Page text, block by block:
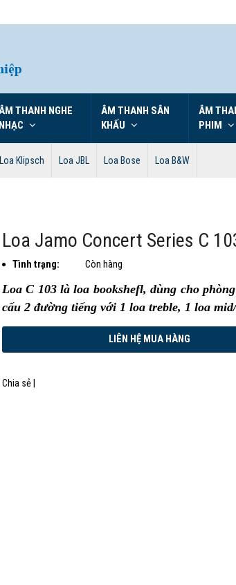
THANH NGHE
NHẠC
ÂM THANH SÂN
KHẤU
ÂM
PHIM
Loa Klipsch Loa JBL Loa Bose Loa B&W
Loa Jamo Concert Series C
Tình trạng: Còn hàng
Loa C 103 là loa bookshefl, dùng cho
cấu 2 đường tiếng với 1 loa treble, 1 loa mid/
Chia sẻ |